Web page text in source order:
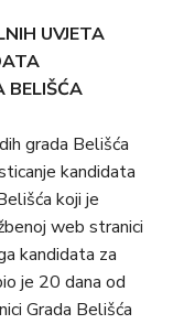
UVJETA
BELIŠĆA
grada Belišća
kandidata
koji je
web stranici
kandidata za
je 20 dana od
Grada Belišća